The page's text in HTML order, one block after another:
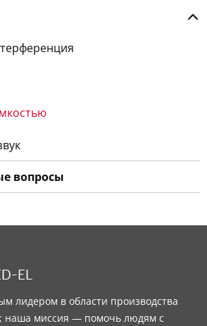
вопросы
EL
лидером в области производства
наша миссия — помочь людям с